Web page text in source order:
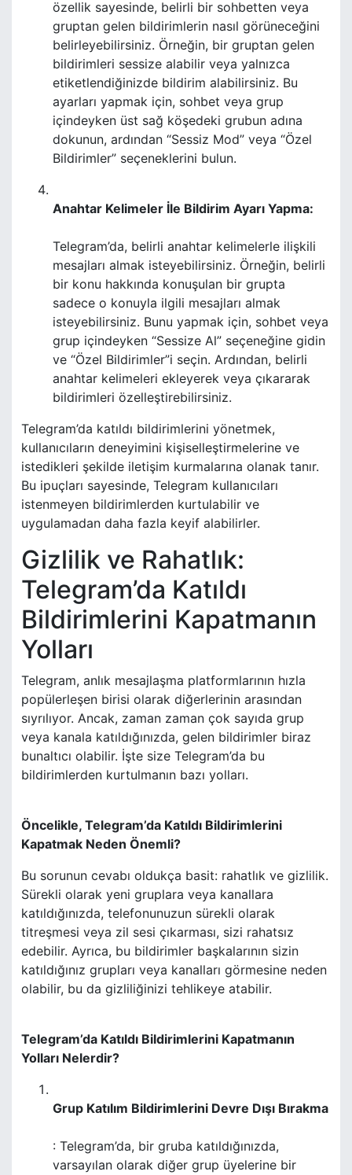
özellik sayesinde, belirli bir sohbetten veya
gruptan gelen bildirimlerin nasıl görüneceğini
belirleyebilirsiniz. Örneğin, bir gruptan gelen
bildirimleri sessize alabilir veya yalnızca
etiketlendiğinizde bildirim alabilirsiniz. Bu
ayarları yapmak için, sohbet veya grup
içindeyken üst sağ köşedeki grubun adına
dokunun, ardından “Sessiz Mod” veya “Özel
Bildirimler” seçeneklerini bulun.
Anahtar Kelimeler İle Bildirim Ayarı Yapma:
Telegram’da, belirli anahtar kelimelerle ilişkili
mesajları almak isteyebilirsiniz. Örneğin, belirli
bir konu hakkında konuşulan bir grupta
sadece o konuyla ilgili mesajları almak
isteyebilirsiniz. Bunu yapmak için, sohbet veya
grup içindeyken “Sessize Al” seçeneğine gidin
ve “Özel Bildirimler”i seçin. Ardından, belirli
anahtar kelimeleri ekleyerek veya çıkararak
bildirimleri özelleştirebilirsiniz.
Telegram’da katıldı bildirimlerini yönetmek,
kullanıcıların deneyimini kişiselleştirmelerine ve
istedikleri şekilde iletişim kurmalarına olanak tanır.
Bu ipuçları sayesinde, Telegram kullanıcıları
istenmeyen bildirimlerden kurtulabilir ve
uygulamadan daha fazla keyif alabilirler.
Gizlilik ve Rahatlık:
Telegram’da Katıldı
Bildirimlerini Kapatmanın
Yolları
Telegram, anlık mesajlaşma platformlarının hızla
popülerleşen birisi olarak diğerlerinin arasından
sıyrılıyor. Ancak, zaman zaman çok sayıda grup
veya kanala katıldığınızda, gelen bildirimler biraz
bunaltıcı olabilir. İşte size Telegram’da bu
bildirimlerden kurtulmanın bazı yolları.
Öncelikle, Telegram’da Katıldı Bildirimlerini
Kapatmak Neden Önemli?
Bu sorunun cevabı oldukça basit: rahatlık ve gizlilik.
Sürekli olarak yeni gruplara veya kanallara
katıldığınızda, telefonunuzun sürekli olarak
titreşmesi veya zil sesi çıkarması, sizi rahatsız
edebilir. Ayrıca, bu bildirimler başkalarının sizin
katıldığınız grupları veya kanalları görmesine neden
olabilir, bu da gizliliğinizi tehlikeye atabilir.
Telegram’da Katıldı Bildirimlerini Kapatmanın
Yolları Nelerdir?
Grup Katılım Bildirimlerini Devre Dışı Bırakma
: Telegram’da, bir gruba katıldığınızda,
varsayılan olarak diğer grup üyelerine bir